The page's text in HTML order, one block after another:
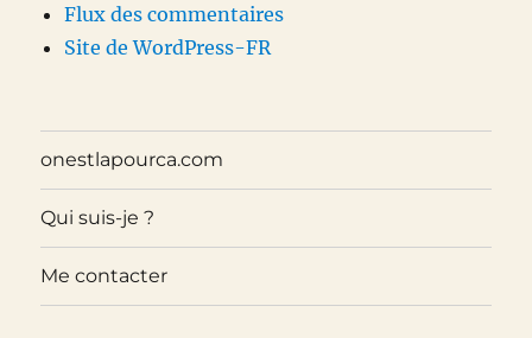
Flux des commentaires
Site de WordPress-FR
onestlapourca.com
Qui suis-je ?
Me contacter